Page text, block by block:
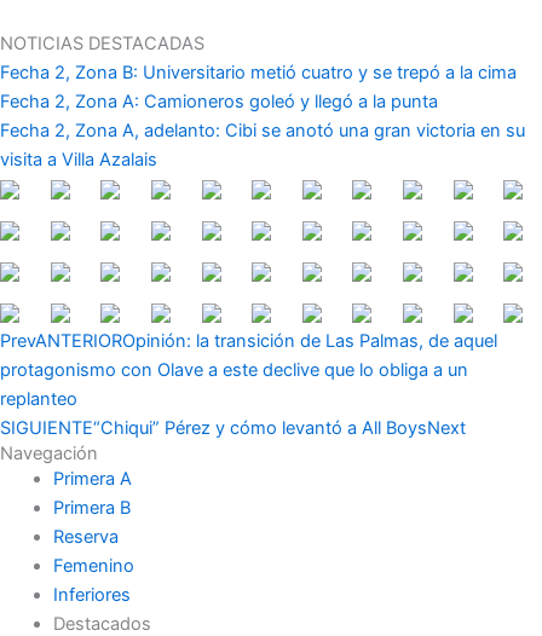
al
contenido
NOTICIAS DESTACADAS
Fecha 2, Zona B: Universitario metió cuatro y se trepó a la cima
Fecha 2, Zona A: Camioneros goleó y llegó a la punta
Fecha 2, Zona A, adelanto: Cibi se anotó una gran victoria en su
visita a Villa Azalais
PrevANTERIOROpinión: la transición de Las Palmas, de aquel
protagonismo con Olave a este declive que lo obliga a un
replanteo
SIGUIENTE“Chiqui” Pérez y cómo levantó a All BoysNext
Navegación
Primera A
Primera B
Reserva
Femenino
Inferiores
Destacados